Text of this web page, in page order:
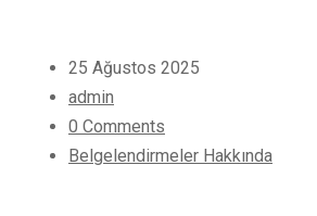
25 Ağustos 2025
admin
0 Comments
Belgelendirmeler Hakkında